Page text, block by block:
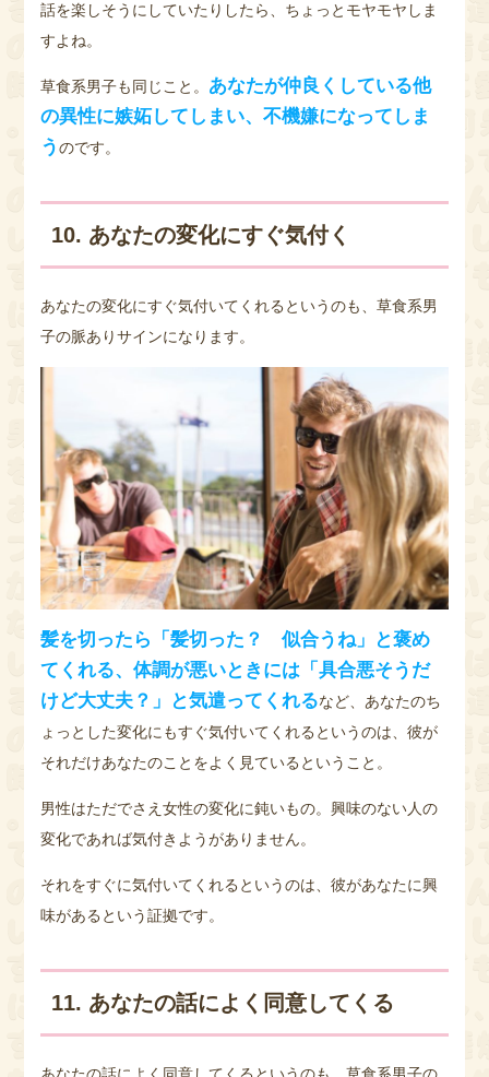
話を楽しそうにしていたりしたら、ちょっとモヤモヤしま
すよね。
草食系男子も同じこと。 あなたが仲良くしている他
の異性に嫉妬してしまい、不機嫌になってしま
うのです。
10. あなたの変化にすぐ気付く
あなたの変化にすぐ気付いてくれるというのも、草食系男
子の脈ありサインになります。
髪を切ったら「髪切った？ 似合うね」と褒め
てくれる、体調が悪いときには「具合悪そうだ
けど大丈夫？」と気遣ってくれるなど、あなたのち
ょっとした変化にもすぐ気付いてくれるというのは、彼が
それだけあなたのことをよく見ているということ。
男性はただでさえ女性の変化に鈍いもの。興味のない人の
変化であれば気付きようがありません。
それをすぐに気付いてくれるというのは、彼があなたに興
味があるという証拠です。
11. あなたの話によく同意してくる